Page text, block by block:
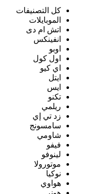
كل التصنيفات
الموبايلات
اتش ام دى
انفينكس
اوبو
اول كول
اي كيو
ايتل
ايس
تكنو
ريلمي
زد تي إي
سامسونج
شاومي
فيفو
لينوفو
موتورولا
نوكيا
هواوي